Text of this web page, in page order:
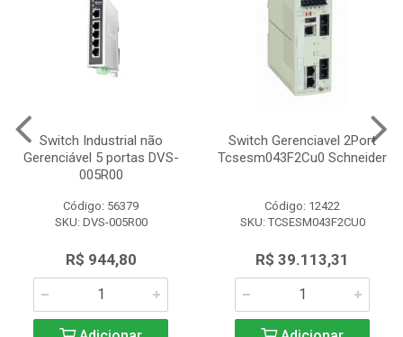
Switch Industrial não
Gerenciável 5 portas DVS-
005R00
Código: 56379
SKU: DVS-005R00
R$ 944,80
Switch Gerenciavel 2Port
Tcsesm043F2Cu0 Schneider
Código: 12422
SKU: TCSESM043F2CU0
R$ 39.113,31